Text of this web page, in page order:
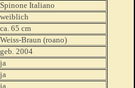
Spinone Italiano
weiblich
ca. 65 cm
Weiss-Braun (roano)
geb. 2004
ja
ja
ja